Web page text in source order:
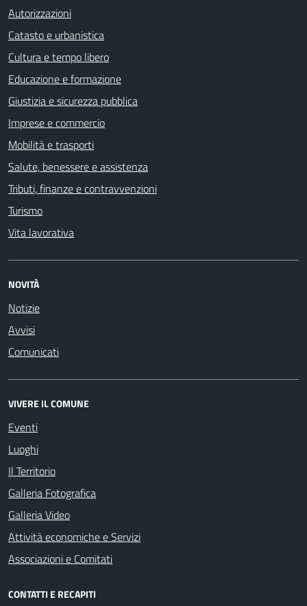
Autorizzazioni
Catasto e urbanistica
Cultura e tempo libero
Educazione e formazione
Giustizia e sicurezza pubblica
Imprese e commercio
Mobilità e trasporti
Salute, benessere e assistenza
Tributi, finanze e contravvenzioni
Turismo
Vita lavorativa
NOVITÀ
Notizie
Avvisi
Comunicati
VIVERE IL COMUNE
Eventi
Luoghi
Il Territorio
Galleria Fotografica
Galleria Video
Attività economiche e Servizi
Associazioni e Comitati
CONTATTI E RECAPITI